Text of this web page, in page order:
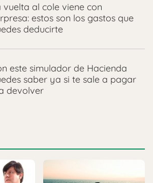
vuelta al cole viene con
estos son los gastos que
deducirte
este simulador de Hacienda
saber ya si te sale a pagar
devolver